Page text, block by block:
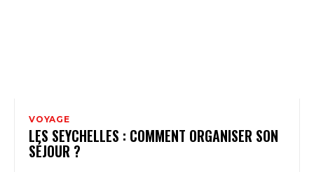
VOYAGE
LES SEYCHELLES : COMMENT ORGANISER SON
SÉJOUR ?